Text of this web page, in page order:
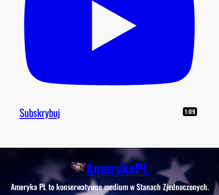
1:09
Subskrybuj
AmerykaPL
Ameryka PL to konserwatywne medium w Stanach Zjednoczonych.